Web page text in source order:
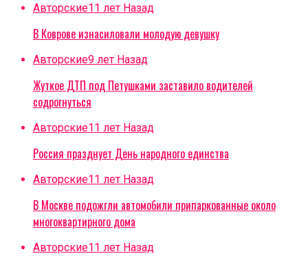
Авторские11 лет Назад
В Коврове изнасиловали молодую девушку
Авторские9 лет Назад
Жуткое ДТП под Петушками заставило водителей
содрогнуться
Авторские11 лет Назад
Россия празднует День народного единства
Авторские11 лет Назад
В Москве подожгли автомобили припаркованные около
многоквартирного дома
Авторские11 лет Назад